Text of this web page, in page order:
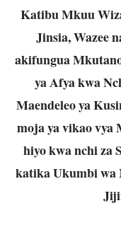
Katibu Mkuu
Jinsia, Wazee
akifungua
ya Afya kwa
Maendeleo ya
moja ya vikao
hiyo kwa nchi za
katika Ukumbi wa